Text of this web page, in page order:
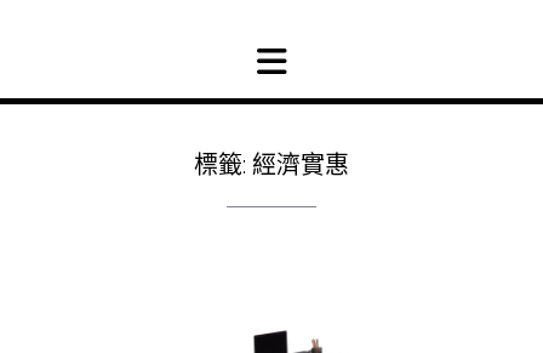
標籤: 經濟實惠